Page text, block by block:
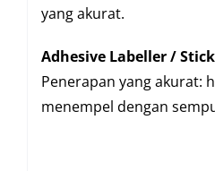
yang akurat.
Adhesive Labeller/
Penerapan yang akurat:
menempel dengan